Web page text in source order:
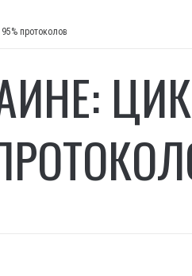
протоколов